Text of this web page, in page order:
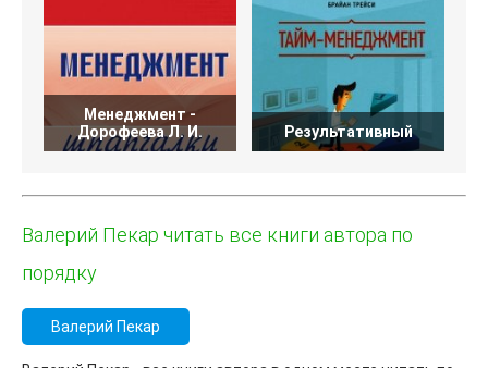
Менеджмент -
Дорофеева Л. И.
Результативный
Валерий Пекар читать все книги автора по
порядку
Валерий Пекар